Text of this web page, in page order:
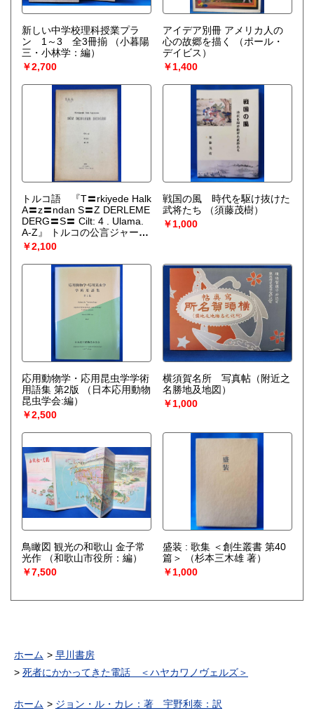
新しい中学校理科授業プラ
ン 1～3 全3冊揃
（小暮陽
三・小林学：編）
￥2,700
アイデア別冊 アメリカ人の
心の故郷を描く
（ポール・
デイビス）
￥1,400
トルコ語 『T〓rkiyede Halk
A〓z〓ndan S〓Z DERLEME
DERG〓S〓 Cilt: 4 . Ulama.
A-Z』 トルコの公言ジャーナ
ル 第4巻 . A-Z
￥2,100
戦国の風 時代を駆け抜けた
武将たち
（須藤茂樹）
￥1,000
応用動物学・応用昆虫学学術
用語集 第2版
（日本応用動物
昆虫学会:編）
￥2,500
横須賀名所 写真帖（附近之
名勝地及地図）
￥1,000
鳥瞰図 観光の和歌山 金子常
光作
（和歌山市役所：編）
￥7,500
盛装 : 歌集 ＜創生叢書 第40
篇＞
（杉本三木雄 著）
￥1,000
ホーム
早川書房
死者にかかってきた電話 ＜ハヤカワノヴェルズ＞
ホーム ジョン・ル・カレ：著 宇野利泰：訳